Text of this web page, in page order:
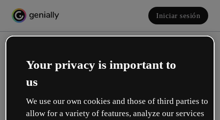
Iniciar sesión
Your privacy is important to
us
We use our own cookies and those of third parties to
allow for a variety of features, analyze our services